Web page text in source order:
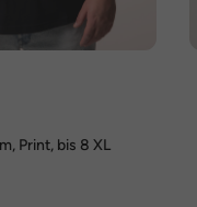
Print, bis 8 XL